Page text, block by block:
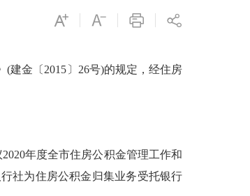
金〔2015〕26号)的规定，经住房
年度全市住房公积金管理工作和
社为住房公积金归集业务受托银行